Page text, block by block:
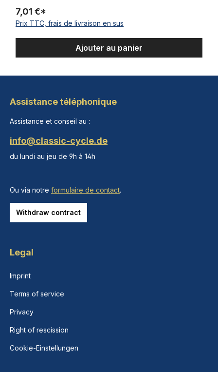
7,01 €*
Prix TTC, frais de livraison en sus
Ajouter au panier
Assistance téléphonique
Assistance et conseil au :
info@classic-cycle.de
du lundi au jeu de 9h à 14h
Ou via notre formulaire de contact.
Withdraw contract
Legal
Imprint
Terms of service
Privacy
Right of rescission
Cookie-Einstellungen